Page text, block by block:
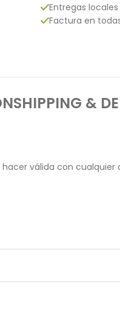
Entregas
Factura en
SHIPPING &
válida con cualquier